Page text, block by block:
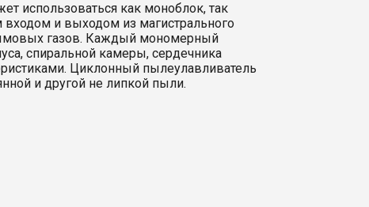
использоваться как моноблок, так
и выходом из магистрального
газов. Каждый мономерный
спиральной камеры, сердечника
Циклонный пылеулавливатель
и другой не липкой пыли.